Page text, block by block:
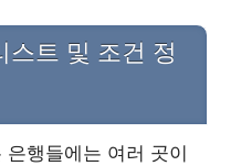
스트 및 조건 정
행들에는 여러 곳이